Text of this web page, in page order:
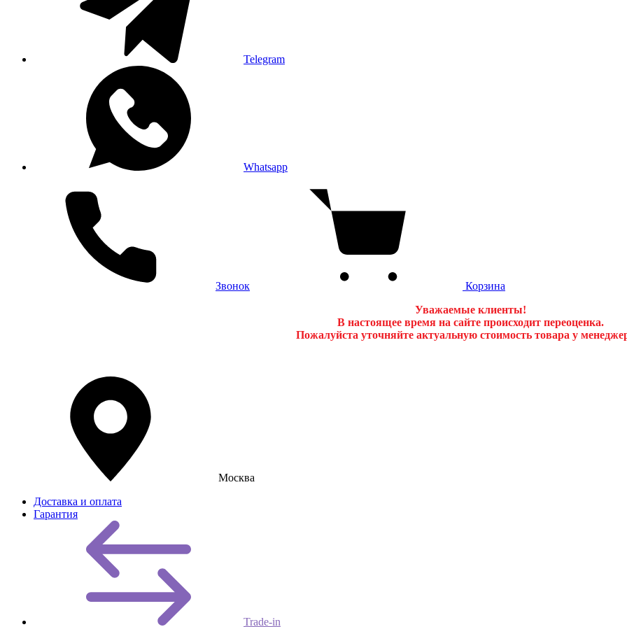
Telegram
Whatsapp
Звонок
Корзина
Уважаемые клиенты!
В настоящее время на сайте происходит переоценка.
Пожалуйста уточняйте актуальную стоимость товара у
Москва
Доставка и оплата
Гарантия
Trade-in